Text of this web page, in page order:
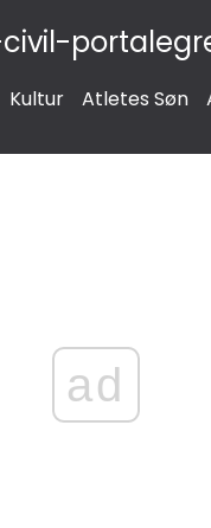
Kultur Atletes Søn
ad